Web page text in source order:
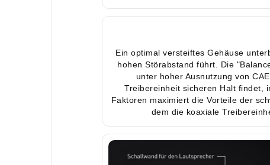
Ein optimal versteiftes Gehäuse
hohen Störabstand führt. Die
unter hoher Ausnutzung von
Treibereinheit sicheren Halt findet,
Faktoren maximiert die Vorteile der
dem die koaxiale